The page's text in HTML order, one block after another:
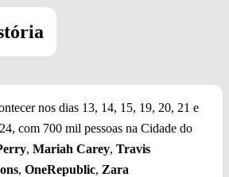
nos dias 13, 14, 15, 19, 20, 21 e
com 700 mil pessoas na Cidade do
, Mariah Carey, Travis
, OneRepublic, Zara